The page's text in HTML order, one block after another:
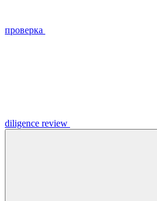
проверка
diligence review